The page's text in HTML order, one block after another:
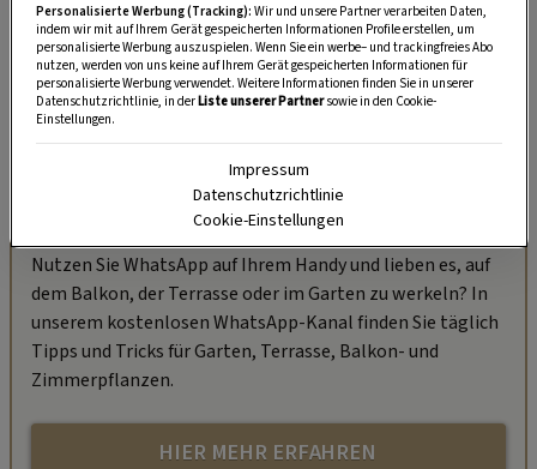
„Servus Garten“ auf WhatsApp
Nutzen Sie WhatsApp auf Ihrem Handy und lieben es, auf
dem Balkon, der Terrasse oder im Garten zu werkeln? In
unserem kostenlosen WhatsApp-Kanal finden Sie täglich
Tipps und Tricks für Garten, Terrasse, Balkon- und
Zimmerpflanzen.
HIER MEHR ERFAHREN
Personalisierte Werbung (Tracking): Wir und unsere Partner verarbeiten Daten,
indem wir mit auf Ihrem Gerät gespeicherten Informationen Profile erstellen, um
personalisierte Werbung auszuspielen. Wenn Sie ein werbe– und trackingfreies Abo
nutzen, werden von uns keine auf Ihrem Gerät gespeicherten Informationen für
personalisierte Werbung verwendet. Weitere Informationen finden Sie in unserer
Datenschutzrichtlinie, in derListe unserer Partnersowie in den Cookie-
Einstellungen.
Impressum
Datenschutzrichtlinie
Cookie-Einstellungen